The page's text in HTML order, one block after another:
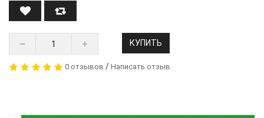
КУПИТЬ
0 отзывов / Написать отзыв